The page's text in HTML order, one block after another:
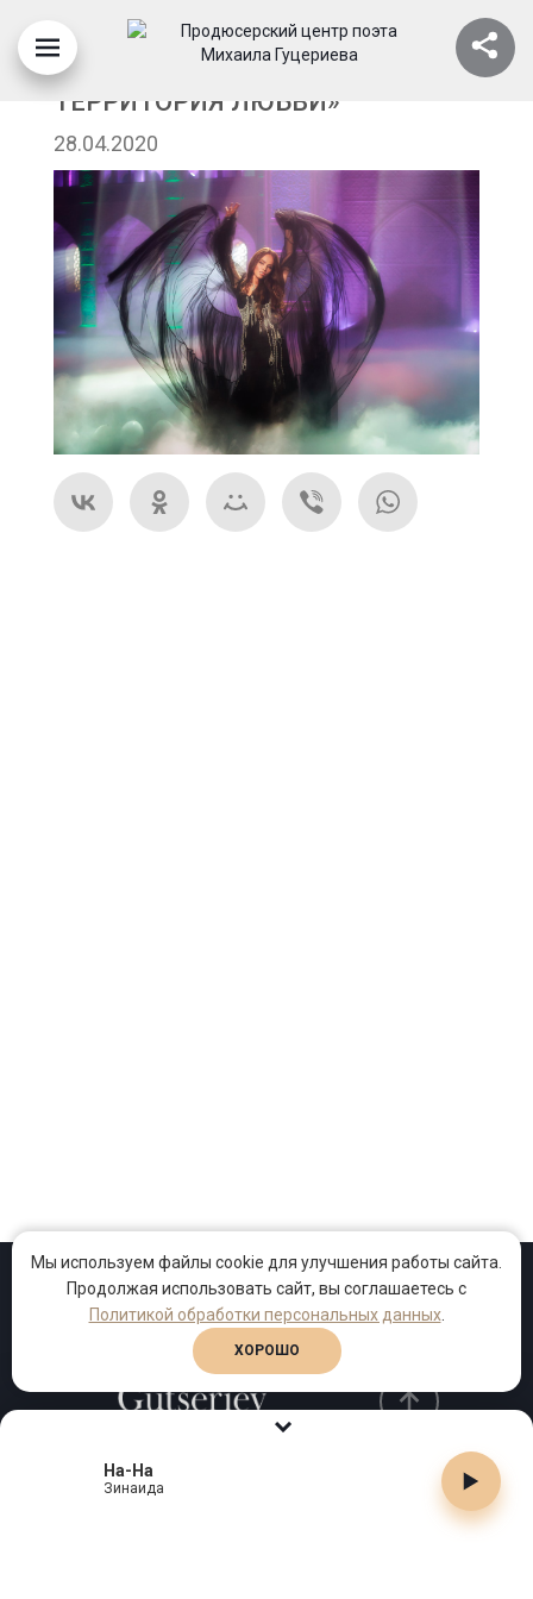
На-На
Зинаида
МЮЗИКЛ «1001 НОЧЬ, ИЛИ
ТЕРРИТОРИЯ ЛЮБВИ»
28.04.2020
Проекты Песни Клипы
Телефон:
Мы используем файлы cookie для улучшения работы сайта.
Продолжая использовать сайт, вы соглашаетесь с
Политикой обработки персональных данных.
ХОРОШО